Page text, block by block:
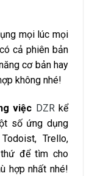
mọi lúc mọi
cả phiên bản
cơ bản hay
không nhé!
việc DZRkể
số ứng dụng
Trello,
thứ để tìm cho
hợp nhất nhé!